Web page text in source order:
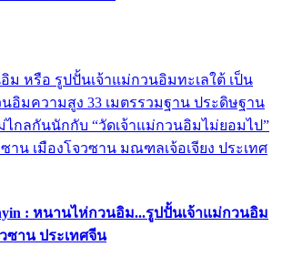
ม หรือ รูปปั้นเจ้าแม่กวนอิมทะเลใต้ เป็น
นอิมความสูง 33 เมตรรวมฐาน ประดิษฐาน
ไกลกันนักกับ “วัดเจ้าแม่กวนอิมไม่ยอมไป”
าน เมืองโจวซาน มณฑลเจ้อเจียง ประเทศ
: หนานไห่กวนอิม...รูปปั้นเจ้าแม่กวนอิม
ซาน ประเทศจีน